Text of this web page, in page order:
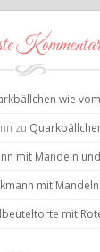
wie
zu
mit Mandeln
mit
mit